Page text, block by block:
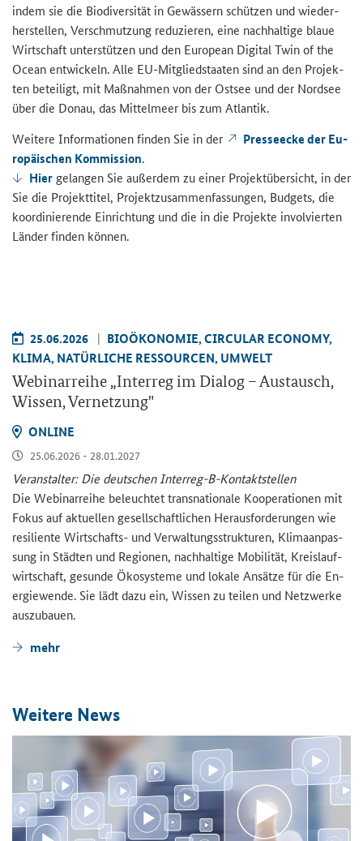
indem sie die Bio­di­ver­si­tät in Ge­wäs­sern schüt­zen und wie­der­
her­stel­len, Ver­schmut­zung re­du­zie­ren, eine nach­hal­ti­ge blaue
Wirt­schaft un­ter­stüt­zen und den European Digital Twin of the
Oceanent­wi­ckeln. Alle EU-​Mitgliedstaaten sind an den Pro­jek­
ten be­tei­ligt, mit Maß­nah­men von der Ost­see und der Nord­see
über die Donau, das Mit­tel­meer bis zum At­lan­tik.
Wei­te­re In­for­ma­tio­nen fin­den Sie in der
Pres­se­ecke der Eu­
ro­päi­schen Kom­mis­si­on.
Hier ge­lan­gen Sie au­ßer­dem zu einer Pro­jekt­über­sicht, in der
Sie die Pro­jekt­ti­tel, Pro­jekt­zu­sam­men­fas­sun­gen, Bud­gets, die
ko­or­di­nie­ren­de Ein­rich­tung und die in die Pro­jek­te in­vol­vier­ten
Län­der fin­den kön­nen.
25.06.2026
BIO­ÖKO­NO­MIE, CIR­CU­LAR ECO­NO­MY,
KLIMA, NA­TÜR­LI­CHE RES­SOUR­CEN, UM­WELT
We­bi­nar­rei­he „Interregim Dia­log – Aus­tausch,
Wis­sen, Ver­net­zung"
ON­LINE
25.06.2026 - 28.01.2027
Ver­an­stal­ter: Die deut­schen Interreg-​B-Kontaktstellen
Die We­bi­nar­rei­he be­leuch­tet trans­na­tio­na­le Ko­ope­ra­tio­nen mit
Fokus auf ak­tu­el­len ge­sell­schaft­li­chen Her­aus­for­de­run­gen wie
re­si­li­en­te Wirtschafts-​ und Ver­wal­tungs­struk­tu­ren, Kli­ma­an­pas­
sung in Städ­ten und Re­gio­nen, nach­hal­ti­ge Mo­bi­li­tät, Kreis­lauf­
wirt­schaft, ge­sun­de Öko­sys­te­me und lo­ka­le An­sät­ze für die En­
er­gie­wen­de. Sie lädt dazu ein, Wis­sen zu tei­len und Netz­wer­ke
aus­zu­bau­en.
mehr
Wei­te­re News